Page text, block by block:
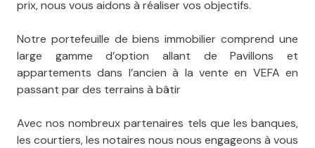
prix, nous vous aidons à réaliser vos objectifs.
Notre portefeuille de biens immobilier comprend une
large gamme d’option allant de Pavillons et
appartements dans l’ancien à la vente en VEFA en
passant par des terrains à bâtir
Avec nos nombreux partenaires tels que les banques,
les courtiers, les notaires nous nous engageons à vous